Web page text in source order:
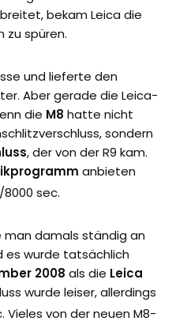
bekam Leica die
zu spüren.
und lieferte den
Aber gerade die Leica-
die M8 hatte nicht
sondern
, der von der R9 kam.
anbieten
/8000 sec.
damals ständig an
es wurde tatsächlich
2008 als die Leica
wurde leiser, allerdings
Vieles von der neuen M8-